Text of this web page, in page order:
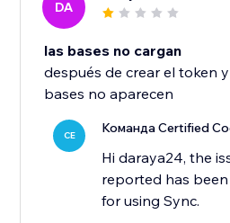
DA
las bases no cargan
después de crear el token
bases no aparecen
CE Команда Certified
Hi daraya24, the
reported has
for using Sync.